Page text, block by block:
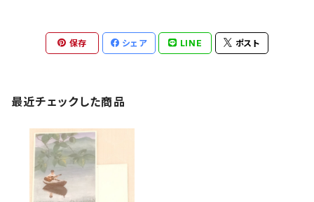
保存 シェア LINE ポスト
最近チェックした商品